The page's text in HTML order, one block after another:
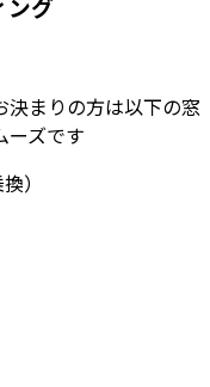
まりの方は以下の窓
ーズです
）